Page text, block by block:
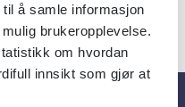
å samle informasjon
brukeropplevelse.
om hvordan
innsikt som gjør at